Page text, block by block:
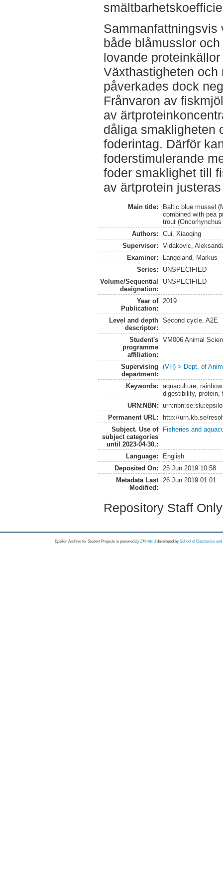
Sammanfattningsvis
både blåmusslor
lovande
Växthastigheten och
påverkades dock
Frånvaron av
av
dåliga smakligheten
foderintag. Därför
foderstimulerande
foder smaklighet till
av ärtprotein
Main title:
Baltic blue mussel
combined with pea
trout
Authors:
Cui, Xiaoqing
Supervisor:
Vidakovic,
Examiner:
Langeland, Markus
Series:
UNSPECIFIED
Volume/Sequential
designation:
UNSPECIFIED
Year of
Publication:
2019
Level and depth
descriptor:
Second cycle, A2E
Student's
programme
affiliation:
VM006 Animal
Supervising
department:
(VH) > Dept. of
Keywords:
aquaculture,
digestibility, protein,
URN:NBN:
Permanent URL:
http://urn.kb.se/
Subject. Use of
subject categories
until 2023-04-30.:
Fisheries and
Language:
English
Deposited On:
25 Jun 2019 10:58
Metadata Last
Modified:
26 Jun 2019 01:01
Repository Staff
Epsilon Archive for Student Projects is powored byEPrints 3 developed by School of Electronics